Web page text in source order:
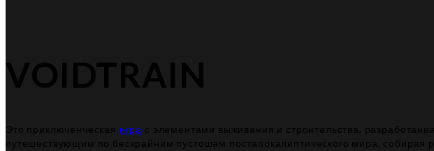
VOIDTRAIN
Это приключенческая игра с элементами выживания и строительства,
путешествующим по бескрайним пустошам постапокалиптического мира,